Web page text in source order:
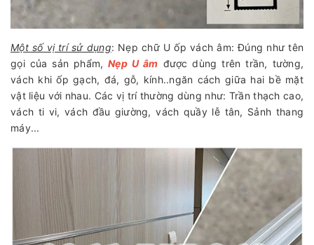
Một số vị trí sử dụng: Nẹp chữ U ốp vách âm: Đúng như tên
gọi của sản phẩm,Nẹp U âm được dùng trên trần, tường,
vách khi ốp gạch, đá, gỗ, kính..ngăn cách giữa hai bề mặt
vật liệu với nhau. Các vị trí thường dùng như: Trần thạch cao,
vách ti vi, vách đầu giường, vách quầy lễ tân, Sảnh thang
máy...